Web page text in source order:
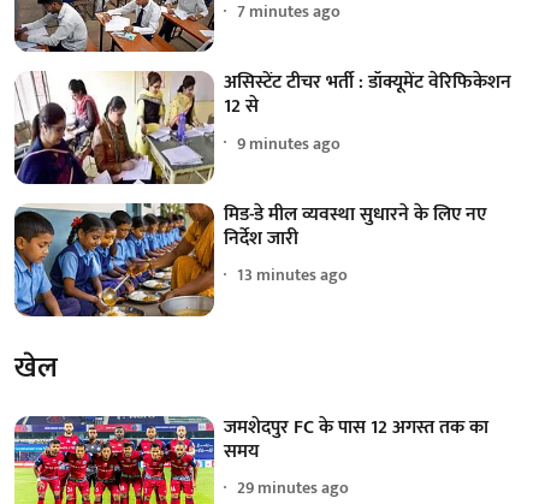
7 minutes ago
असिस्टेंट टीचर भर्ती : डॉक्यूमेंट वेरिफिकेशन
12 से
9 minutes ago
मिड-डे मील व्यवस्था सुधारने के लिए नए
निर्देश जारी
13 minutes ago
खेल
जमशेदपुर FC के पास 12 अगस्त तक का
समय
29 minutes ago